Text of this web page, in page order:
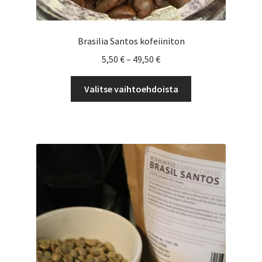
Brasilia Santos kofeiiniton
5,50 €– 49,50 €Hintaluokka:
-
49,50 €
Valitse vaihtoehdoista
Voit
tehdä
valinnat
tuotteen
sivulla.